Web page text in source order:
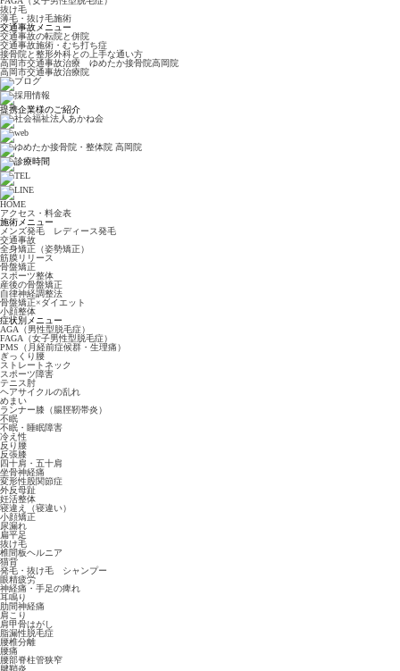
抜け毛
薄毛・抜け毛施術
交通事故メニュー
交通事故の転院と併院
交通事故施術・むち打ち症
接骨院と整形外科との上手な通い方
高岡市交通事故治療 ゆめたか接骨院高岡院
高岡市交通事故治療院
提携企業様のご紹介
HOME
アクセス・料金表
施術メニュー
メンズ発毛 レディース発毛
交通事故
全身矯正（姿勢矯正）
筋膜リリース
骨盤矯正
スポーツ整体
産後の骨盤矯正
自律神経調整法
骨盤矯正×ダイエット
小顔整体
症状別メニュー
AGA（男性型脱毛症）
FAGA（女子男性型脱毛症）
PMS（月経前症候群・生理痛）
ぎっくり腰
ストレートネック
スポーツ障害
テニス肘
ヘアサイクルの乱れ
めまい
ランナー膝（腸脛靭帯炎）
不眠
不眠・睡眠障害
冷え性
反り腰
反張膝
四十肩・五十肩
坐骨神経痛
変形性股関節症
外反母趾
妊活整体
寝違え（寝違い）
小顔矯正
尿漏れ
扁平足
抜け毛
椎間板ヘルニア
猫背
発毛・抜け毛 シャンプー
眼精疲労
神経痛・手足の痺れ
耳鳴り
肋間神経痛
肩こり
肩甲骨はがし
脂漏性脱毛症
腰椎分離
腰痛
腰部脊柱管狭窄
腱鞘炎